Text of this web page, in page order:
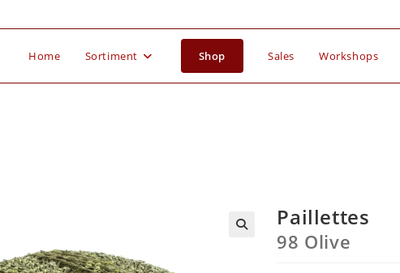
Home Sortiment Shop Sales Workshops
Paillettes
98 Olive